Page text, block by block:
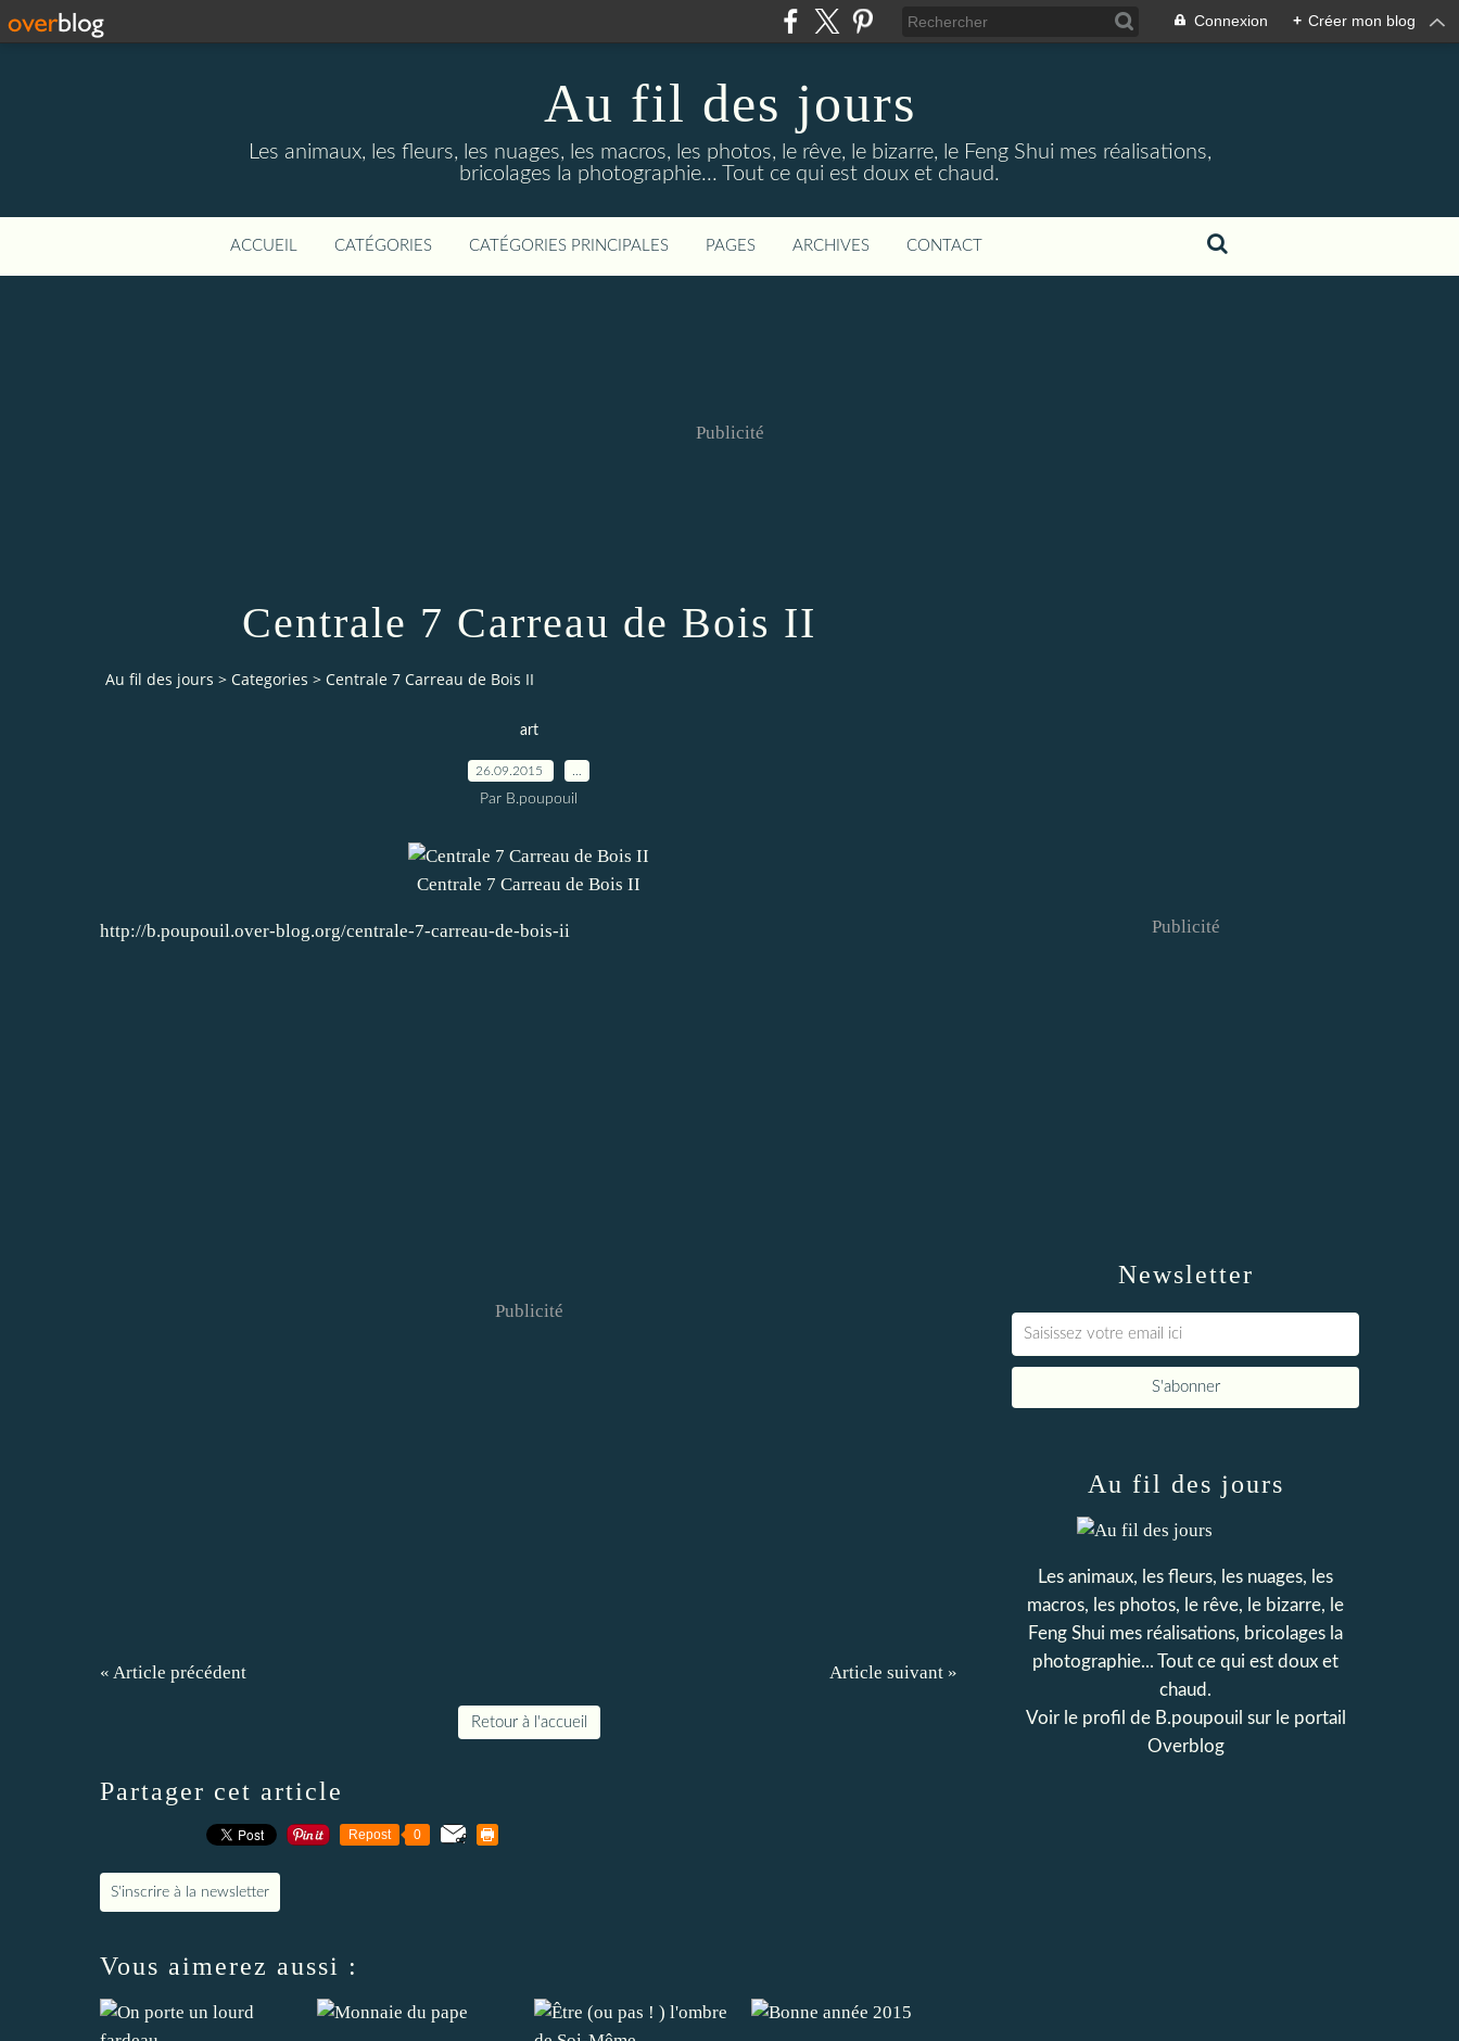
Connexion + Créer mon blog
Au fil des jours
Les animaux, les fleurs, les nuages, les macros, les photos, le rêve, le bizarre, le Feng Shui mes réalisations,
bricolages la photographie... Tout ce qui est doux et chaud.
ACCUEIL CATÉGORIES CATÉGORIES PRINCIPALES PAGES ARCHIVES CONTACT
Publicité
Centrale 7 Carreau de Bois II
Au fil des jours > Categories > Centrale 7 Carreau de Bois II
art
26.09.2015
Par B.poupouil
Centrale 7 Carreau de Bois II
http://b.poupouil.over-blog.org/centrale-7-carreau-de-bois-ii
Publicité
« Article précédent Article suivant »
Retour à l'accueil
Partager cet article
Repost 0
S'inscrire à la newsletter
Vous aimerez aussi :
Newsletter
Publicité
Au fil des jours
Les animaux, les fleurs, les nuages, les
macros, les photos, le rêve, le bizarre, le
Feng Shui mes réalisations, bricolages la
photographie... Tout ce qui est doux et
chaud.
Voir le profil de B.poupouil sur le portail
Overblog